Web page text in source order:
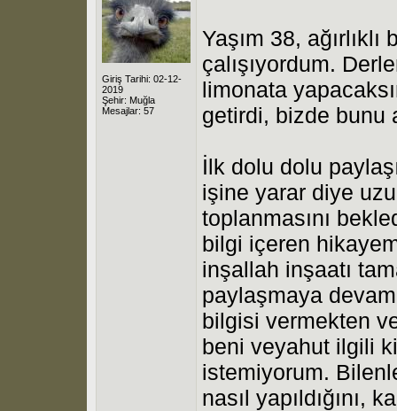
Giriş Tarihi: 02-12-
2019
Şehir: Muğla
Mesajlar: 57
Yaşım 38,
çalışıyordum.
limonata
getirdi, bizde bunu
İlk dolu dolu
işine yarar diye
toplanmasını
bilgi içeren
inşallah inşaatı
paylaşmaya
bilgisi vermekten
beni veyahut ilgili
istemiyorum.
nasıl yapıldığını,